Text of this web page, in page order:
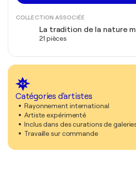
COLLECTION ASSOCIÉE
La tradition de la nature
21 pièces
Catégories d'artistes
Rayonnement international
Artiste expérimenté
Inclus dans des curations de
Travaille sur commande